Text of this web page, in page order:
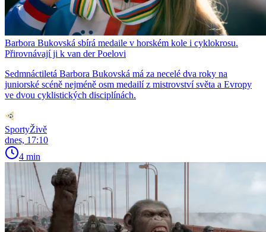
Barbora Bukovská sbírá medaile v horském kole i cyklokrosu.
Přirovnávají ji k van der Poelovi
Sedmnáctiletá Barbora Bukovská má za necelé dva roky na
juniorské scéně nejméně osm medailí z mistrovství světa a Evropy
ve dvou cyklistických disciplínách.
SportyŽivě
dnes, 17:10
4 min